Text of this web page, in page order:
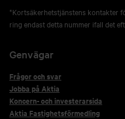
*Kortsäkerhetstjänstens kontakter
ring endast detta nummer ifall det
Genvägar
Frågor och svar
Jobba på Aktia
Koncern- och investerarsida
Aktia Fastighetsförmedling